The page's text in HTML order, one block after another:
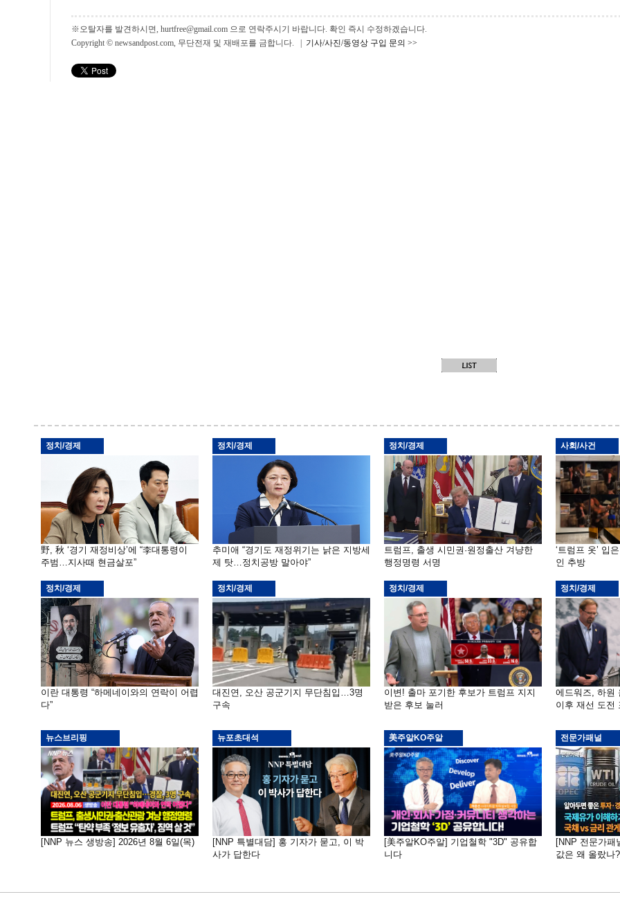
※오탈자를 발견하시면, hurtfree@gmail.com 으로 연락주시기 바랍니다. 확인 즉시 수정하겠습니다.
Copyright © newsandpost.com, 무단전재 및 재배포를 금합니다. | 기사/사진/동영상 구입 문의 >>
정치/경제
野, 秋 ‘경기 재정비상’에 “李대통령이
주범…지사때 현금살포”
정치/경제
추미애 “경기도 재정위기는 낡은 지방세
제 탓…정치공방 말아야”
정치/경제
트럼프, 출생 시민권·원정출산 겨냥한
행정명령 서명
사회/사건
‘트럼프 옷’ 입
인 추방
정치/경제
이란 대통령 “하메네이와의 연락이 어렵
다”
정치/경제
대진연, 오산 공군기지 무단침입…3명
구속
정치/경제
이변! 출마 포기한 후보가 트럼프 지지
받은 후보 눌러
정치/경제
에드워즈, 하원
이후 재선 도전
뉴스브리핑
[NNP 뉴스 생방송] 2026년 8월 6일(목)
뉴포초대석
[NNP 특별대담] 홍 기자가 묻고, 이 박
사가 답한다
美주알KO주알
[美주알KO주알] 기업철학 "3D" 공유합
니다
전문가패널
[NNP 전문가패
값은 왜 올랐